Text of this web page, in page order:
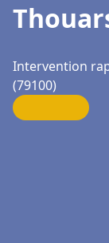
Intervention
(79100)